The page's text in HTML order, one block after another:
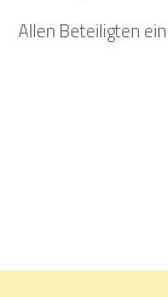
Allen Beteiligten